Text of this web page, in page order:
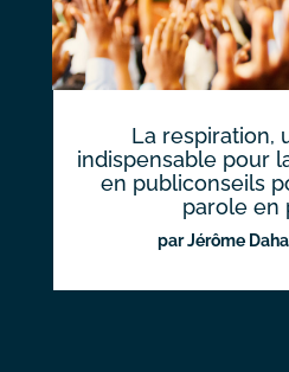
La respiration,
indispensable pour
en publiconseils
parole en
parJérôme